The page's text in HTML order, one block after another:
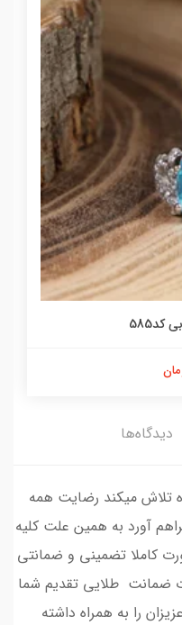
دیدگاه‌ها
تلاش میکند رضایت همه
آورد به همین علت کلیه
کاملا تضمینی و ضمانتی
ضمانت طلایی تقدیم شما
را به همراه داشته